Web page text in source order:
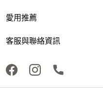
愛用推薦
客服與聯絡資訊